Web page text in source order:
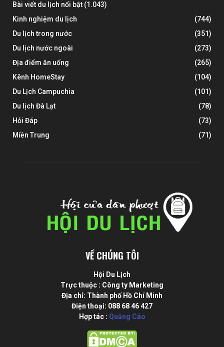
Bài viết du lịch nổi bật (1.043)
Kinh nghiệm du lịch
(744)
Du lịch trong nước
(351)
Du lịch nước ngoài
(273)
Địa điểm ăn uống
(265)
Kênh HomeStay
(104)
Du Lịch Campuchia
(101)
Du lịch Đà Lạt
(78)
Hỏi Đáp
(73)
Miền Trung
(71)
VỀ CHÚNG TÔI
Hội Du Lịch
Trực thuộc : Công ty Marketing
Địa chỉ: Thành phố Hồ Chí Minh
Điện thoại: 088 68 46 427
Hợp tác : Quảng Cáo